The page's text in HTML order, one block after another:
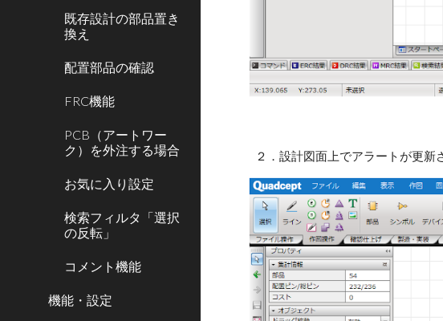
既存設計の部品置き
換え
配置部品の確認
FRC機能
PCB（アートワー
ク）を外注する場合
お気に入り設定
検索フィルタ「選択
の反転」
コメント機能
機能・設定
２．設計図面上でアラートが更新